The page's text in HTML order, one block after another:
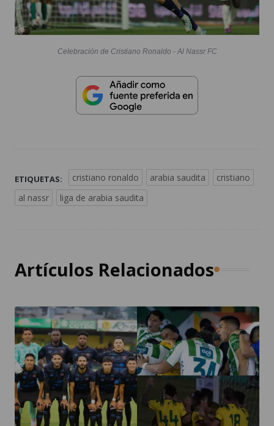
Celebración de Cristiano Ronaldo - Al Nassr FC
ETIQUETAS: cristiano ronaldo arabia saudita
cristiano
al nassr
liga de arabia saudita
Artículos Relacionados